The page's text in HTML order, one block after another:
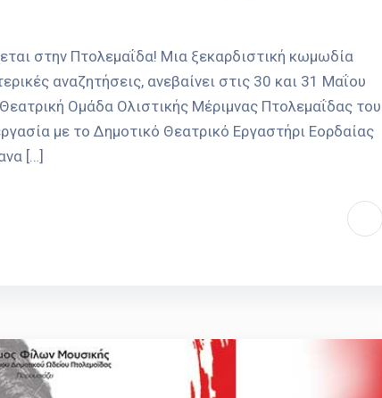
στην Πτολεμαΐδα! Μια ξεκαρδιστική κωμωδία
αναζητήσεις, ανεβαίνει στις 30 και 31 Μαΐου
Ομάδα Ολιστικής Μέριμνας Πτολεμαΐδας του
με το Δημοτικό Θεατρικό Εργαστήρι Εορδαίας
[…]